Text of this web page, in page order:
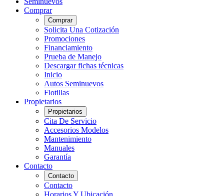
Comprar
Comprar
Solicita Una Cotización
Promociones
Financiamiento
Prueba de Manejo
Descargar fichas técnicas
Inicio
Autos Seminuevos
Flotillas
Propietarios
Propietarios
Cita De Servicio
Accesorios Modelos
Mantenimiento
Manuales
Garantía
Contacto
Contacto
Contacto